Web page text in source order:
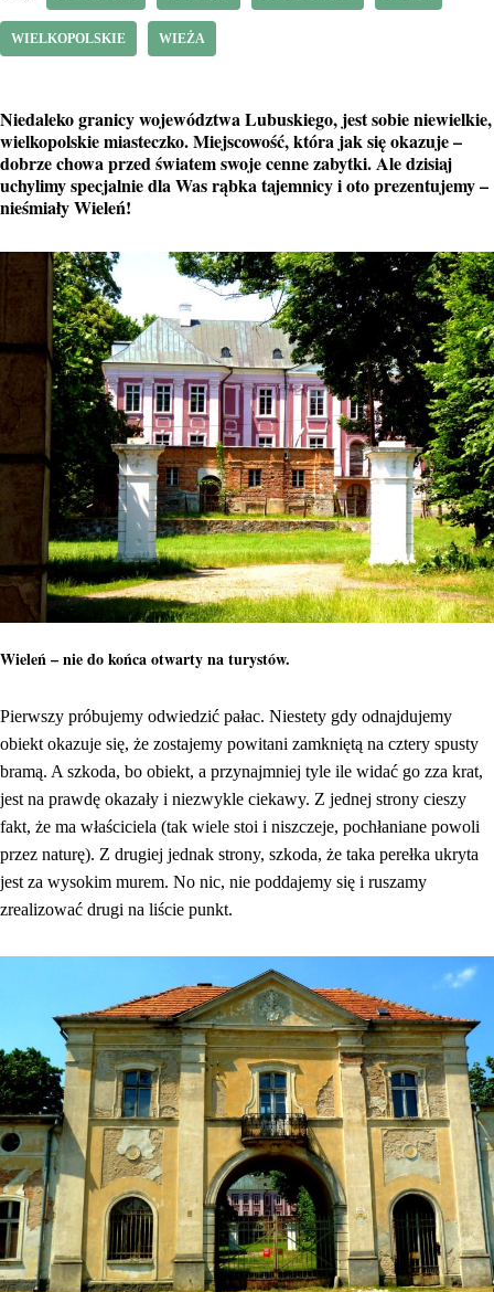
WIELKOPOLSKIE WIEŻA
Niedaleko granicy województwa Lubuskiego, jest sobie niewielkie,
wielkopolskie miasteczko. Miejscowość, która jak się okazuje –
dobrze chowa przed światem swoje cenne zabytki. Ale dzisiaj
uchylimy specjalnie dla Was rąbka tajemnicy i oto prezentujemy –
nieśmiały Wieleń!
Wieleń – nie do końca otwarty na turystów.
Pierwszy próbujemy odwiedzić pałac. Niestety gdy odnajdujemy
obiekt okazuje się, że zostajemy powitani zamkniętą na cztery spusty
bramą. A szkoda, bo obiekt, a przynajmniej tyle ile widać go zza krat,
jest na prawdę okazały i niezwykle ciekawy. Z jednej strony cieszy
fakt, że ma właściciela (tak wiele stoi i niszczeje, pochłaniane powoli
przez naturę). Z drugiej jednak strony, szkoda, że taka perełka ukryta
jest za wysokim murem. No nic, nie poddajemy się i ruszamy
zrealizować drugi na liście punkt.